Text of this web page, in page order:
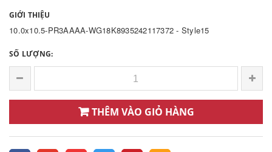
GIỚI THIỆU
10.0x10.5-PR3AAAA-WG18K8935242117372 - Style15
SỐ LƯỢNG:
THÊM VÀO GIỎ HÀNG